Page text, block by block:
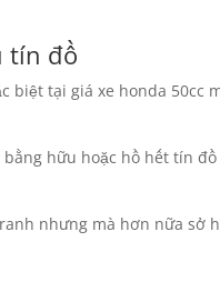
tín đồ
tại giá xe honda 50cc
hữu hoặc hồ hết tín
nhưng mà hơn nữa sở